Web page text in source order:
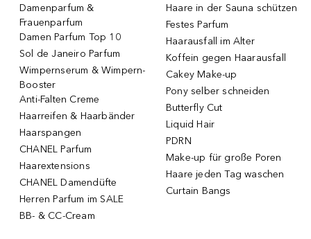
Damenparfum &
Frauenparfum
Damen Parfum Top 10
Sol de Janeiro Parfum
Wimpernserum & Wimpern-
Booster
Anti-Falten Creme
Haarreifen & Haarbänder
Haarspangen
CHANEL Parfum
Haarextensions
CHANEL Damendüfte
Herren Parfum im SALE
BB- & CC-Cream
Haare in der Sauna schützen
Festes Parfum
Haarausfall im Alter
Koffein gegen Haarausfall
Cakey Make-up
Pony selber schneiden
Butterfly Cut
Liquid Hair
PDRN
Make-up für große Poren
Haare jeden Tag waschen
Curtain Bangs